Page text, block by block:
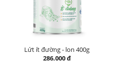
Lứt ít đường - lon 400g
286.000 đ